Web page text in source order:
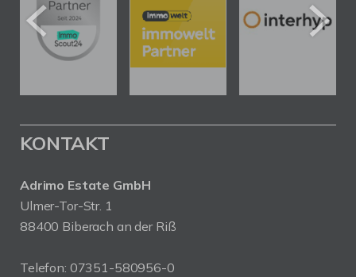
KONTAKT
Adrimo Estate GmbH
Ulmer-Tor-Str. 1
88400 Biberach an der Riß
Telefon: 07351-580956-0